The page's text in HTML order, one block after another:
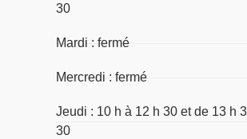
30
Mardi : fermé
Mercredi : fermé
Jeudi : 10 h à 12 h 30 et de 13 h
30